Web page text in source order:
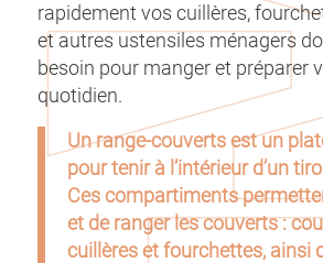
rapidement vos cuillères,
et autres ustensiles ménagers
besoin pour manger et préparer
quotidien.
Un range-couverts est un
pour tenir à l’intérieur d’un
Ces compartiments
et de ranger les couverts :
cuillères et fourchettes, ainsi